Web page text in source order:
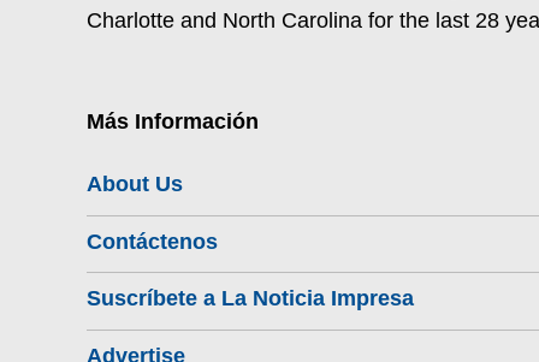
Charlotte and North Carolina for the last 28
Más Información
About Us
Contáctenos
Suscríbete a La Noticia Impresa
Advertise